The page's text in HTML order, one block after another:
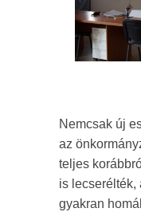
Nemcsak új
az
teljes
is lecserélték,
gyakran